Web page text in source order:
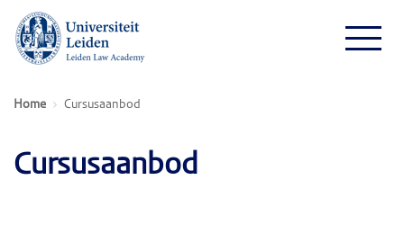
Home Cursusaanbod
Cursusaanbod